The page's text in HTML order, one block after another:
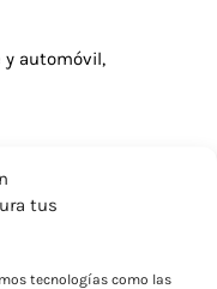
tus
tecnologías como las
y automóvil,